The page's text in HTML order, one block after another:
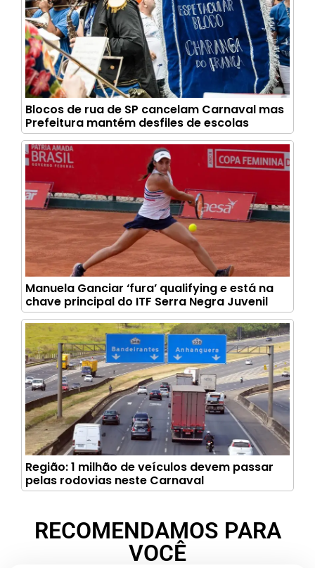
Blocos de rua de SP cancelam Carnaval mas
Prefeitura mantém desfiles de escolas
Manuela Ganciar ‘fura’ qualifying e está na
chave principal do ITF Serra Negra Juvenil
Região: 1 milhão de veículos devem passar
pelas rodovias neste Carnaval
RECOMENDAMOS PARA
VOCÊ